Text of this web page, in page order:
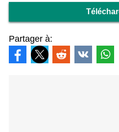
Partager à: